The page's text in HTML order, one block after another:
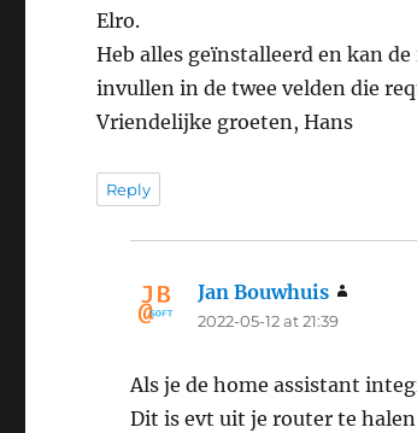
Elro.
Heb alles geïnstalleerd en kan
invullen in de twee velden die
Vriendelijke groeten, Hans
Reply
Jan Bouwhuis
2022-05-12 at 21:39
Als je de home assistant
Dit is evt uit je router te